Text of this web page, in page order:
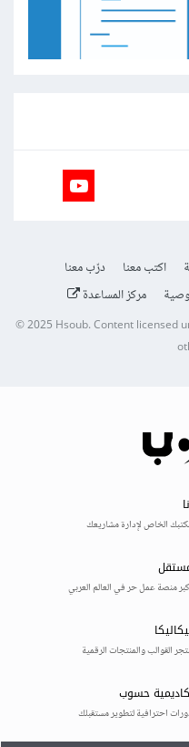
اكتب معنا
درّب معنا
مركز المساعدة
© 2025Hsoub.Content licensed